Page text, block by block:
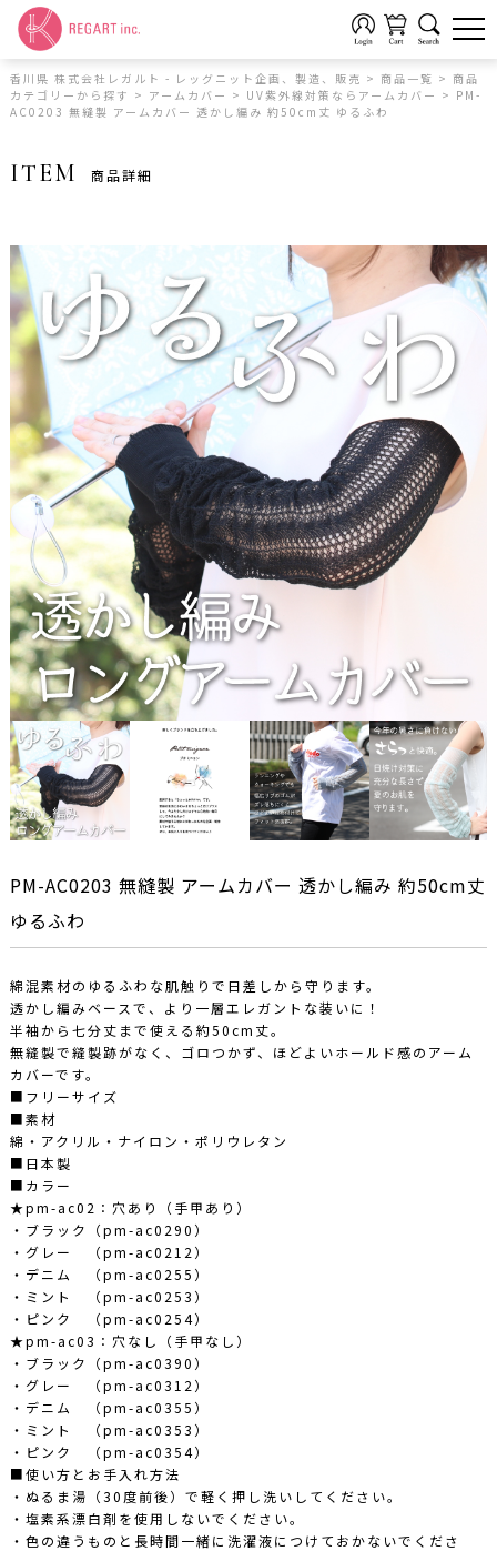
香川県 株式会社レガルト - レッグニット企画、製造、販売 > 商品一覧 > 商品
カテゴリーから探す > アームカバー > UV紫外線対策ならアームカバー > PM-
AC0203 無縫製 アームカバー 透かし編み 約50cm丈 ゆるふわ
ITEM 商品詳細
PM-AC0203 無縫製 アームカバー 透かし編み 約50cm丈
ゆるふわ
綿混素材のゆるふわな肌触りで日差しから守ります。
透かし編みベースで、より一層エレガントな装いに！
半袖から七分丈まで使える約50cm丈。
無縫製で縫製跡がなく、ゴロつかず、ほどよいホールド感のアーム
カバーです。
■フリーサイズ
■素材
綿・アクリル・ナイロン・ポリウレタン
■日本製
■カラー
★pm-ac02：穴あり（手甲あり）
・ブラック（pm-ac0290）
・グレー （pm-ac0212）
・デニム （pm-ac0255）
・ミント （pm-ac0253）
・ピンク （pm-ac0254）
★pm-ac03：穴なし（手甲なし）
・ブラック（pm-ac0390）
・グレー （pm-ac0312）
・デニム （pm-ac0355）
・ミント （pm-ac0353）
・ピンク （pm-ac0354）
■使い方とお手入れ方法
・ぬるま湯（30度前後）で軽く押し洗いしてください。
・塩素系漂白剤を使用しないでください。
・色の違うものと長時間一緒に洗濯液につけておかないでくださ